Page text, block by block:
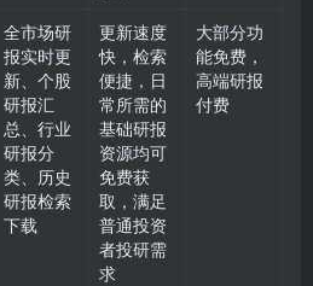
全市场研
报实时更
新、个股
研报汇
总、行业
研报分
类、历史
研报检索
下载
更新速度
快，检索
便捷，日
常所需的
基础研报
资源均可
免费获
取，满足
普通投资
者投研需
求
大部分功
能免费，
高端研报
付费